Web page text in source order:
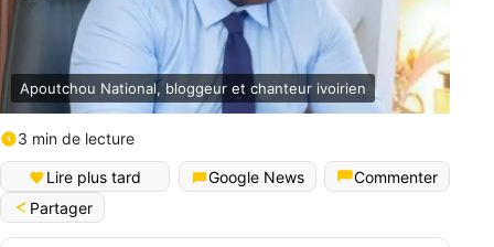
Apoutchou National, bloggeur et chanteur ivoirien
3 min de lecture
Lire plus tard Google News
Commenter
Partager